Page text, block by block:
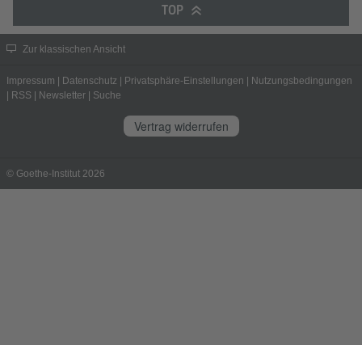
TOP
Zur klassischen Ansicht
Impressum Datenschutz Privatsphäre-Einstellungen
Nutzungsbedingungen
RSS Newsletter Suche
Vertrag widerrufen
© Goethe-Institut 2026